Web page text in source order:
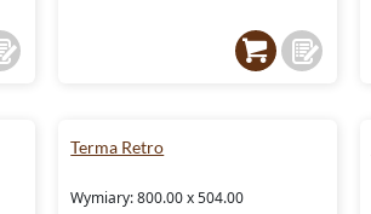
Terma Retro
Wymiary: 800.00 x 504.00